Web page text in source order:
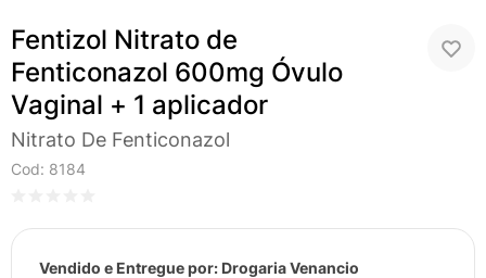
Fentizol Nitrato de
Fenticonazol 600mg Óvulo
Vaginal + 1 aplicador
Nitrato De Fenticonazol
Cod: 8184
Vendido e Entregue por: Drogaria Venancio
3º
fly gotas
4º
admuc
º
protetor solar
6º
sabonete liquido
8º
esmalte
9º
lenço umedecido